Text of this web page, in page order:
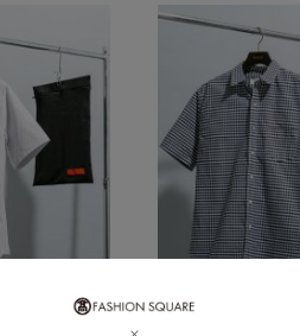
5％ポイントバック